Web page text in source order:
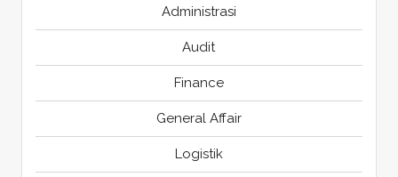
Administrasi
Audit
Finance
General Affair
Logistik